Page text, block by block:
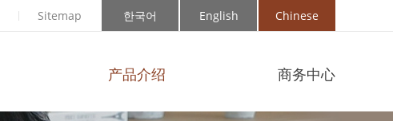
Sitemap 한국어 English Chinese
产品介绍 商务中心